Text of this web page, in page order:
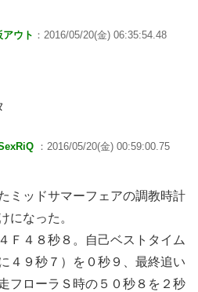
ウト ：2016/05/20(金) 06:35:54.48
：2016/05/20(金) 00:59:00.75
ミッドサマーフェアの調教時計
になった。
Ｆ４８秒８。自己ベストタイム
４９秒７）を０秒９、最終追い
フローラＳ時の５０秒８を２秒